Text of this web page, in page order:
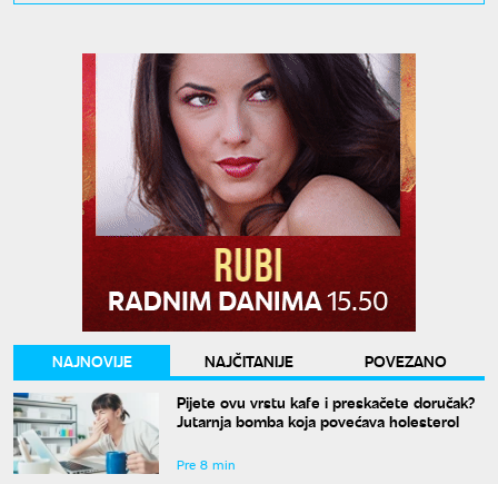
NAJNOVIJE NAJČITANIJE
POVEZANO
Pijete ovu vrstu kafe i preskačete doručak?
Jutarnja bomba koja povećava holesterol
Pre 8 min